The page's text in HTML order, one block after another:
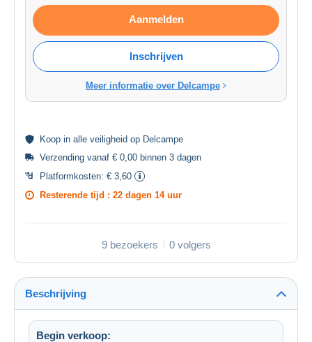
Aanmelden
Inschrijven
Meer informatie over Delcampe
Koop in alle veiligheid op Delcampe
Verzending vanaf € 0,00 binnen 3 dagen
Platformkosten: € 3,60
Resterende tijd : 22 dagen 14 uur
9 bezoekers 0 volgers
Beschrijving
Begin verkoop: